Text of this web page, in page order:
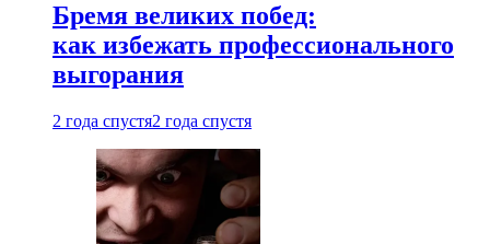
Бремя великих побед:
как избежать профессионального
выгорания
2 года спустя2 года спустя